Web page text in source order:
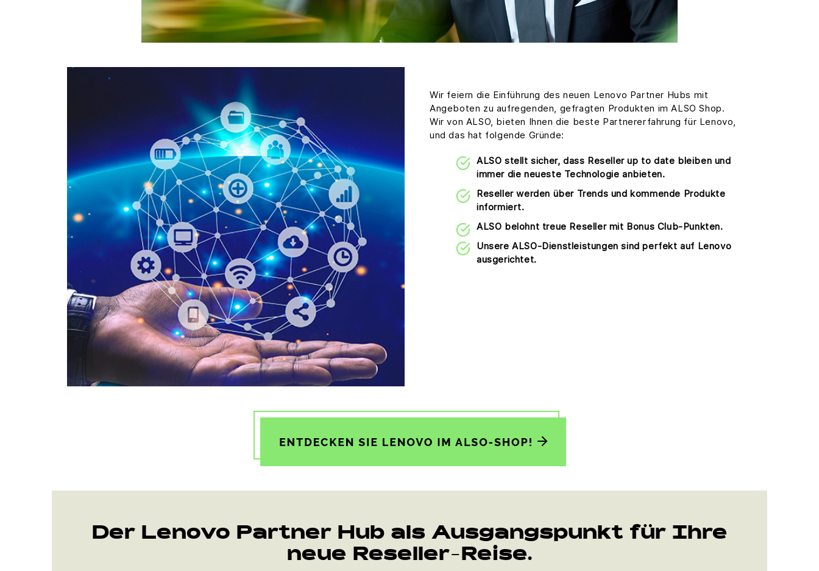
Wir feiern die Einführung des neuen Lenovo Partner Hubs mit
Angeboten zu aufregenden, gefragten Produkten im ALSO Shop.
Wir von ALSO, bieten Ihnen die beste Partnererfahrung für Lenovo,
und das hat folgende Gründe:
ALSO stellt sicher, dass Reseller up to date bleiben und
immer die neueste Technologie anbieten.
Reseller werden über Trends und kommende Produkte
informiert.
ALSO belohnt treue Reseller mit Bonus Club-Punkten.
Unsere ALSO-Dienstleistungen sind perfekt auf Lenovo
ausgerichtet.
Der Lenovo Partner Hub als Ausgangspunkt für Ihre
neue Reseller-Reise.